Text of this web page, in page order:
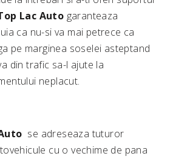
Lac Auto garanteaza
ca nu-si va mai petrece ca
pe marginea soselei asteptand
din trafic sa-l ajute la
neplacut.
se adreseaza tuturor
cu o vechime de pana